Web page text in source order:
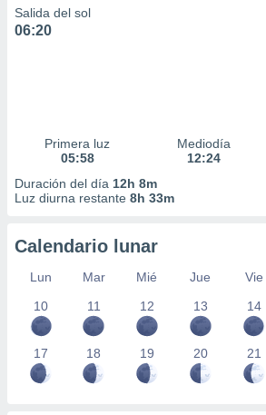
Salida del sol
06:20
Primera luz
05:58
Mediodía
12:24
Duración del día 12h 8m
Luz diurna restante 8h 33m
Calendario lunar
Lun Mar Mié Jue Vie
10
11 12 13 14
17 18 19 20 21